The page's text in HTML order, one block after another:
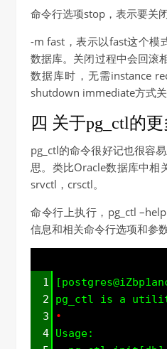
命令行选项stop，表示要关
-m fast，表示以fast这个模
数据库。关闭过程中会回滚
数据库时，无需instance
shutdown immediate方式关
四 关于pg_ctl的
pg_ctl的命令很好记也很容
思。类比Oracle数据库中相
srvctl，crsctl。
命令行上执行，pg_ctl
信息和相关命令行选项和参数
1
2
pg_ctl is a
3
•
4 Usage: